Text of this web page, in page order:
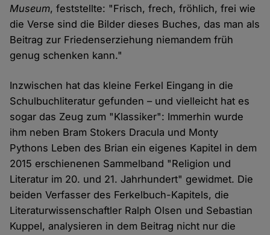
Museum, feststellte: "Frisch, frech, fröhlich, frei wie
die Verse sind die Bilder dieses Buches, das man als
Beitrag zur Friedenserziehung niemandem früh
genug schenken kann."
Inzwischen hat das kleine Ferkel Eingang in die
Schulbuchliteratur gefunden – und vielleicht hat es
sogar das Zeug zum "Klassiker": Immerhin wurde
ihm neben Bram Stokers Dracula und Monty
Pythons Leben des Brian ein eigenes Kapitel in dem
2015 erschienenen Sammelband "Religion und
Literatur im 20. und 21. Jahrhundert" gewidmet. Die
beiden Verfasser des Ferkelbuch-Kapitels, die
Literaturwissenschaftler Ralph Olsen und Sebastian
Kuppel, analysieren in dem Beitrag nicht nur die